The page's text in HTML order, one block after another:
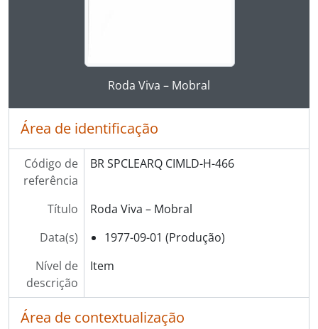
Ao clicar no link deste título da descrição a
Roda Viva – Mobral
Área de identificação
Código de
referência
BR SPCLEARQ CIMLD-H-466
Título
Roda Viva – Mobral
Data(s)
1977-09-01 (Produção)
Nível de
descrição
Item
Área de contextualização